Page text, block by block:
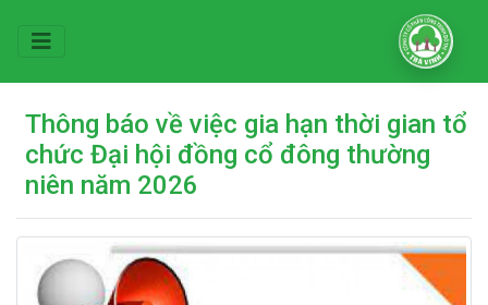
Thông báo về việc gia hạn thời gian tổ
chức Đại hội đồng cổ đông thường
niên năm 2026